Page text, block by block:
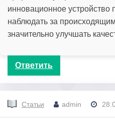
инновационное устройство
наблюдать за
значительно улучшать
Ответить
Статьи admin